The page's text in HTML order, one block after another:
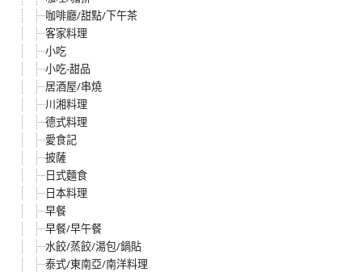
咖啡廳/甜點/下午茶
客家料理
小吃
小吃-甜品
居酒屋/串燒
川湘料理
德式料理
愛食記
披薩
日式麵食
日本料理
早餐
早餐/早午餐
水餃/蒸餃/湯包/鍋貼
泰式/東南亞/南洋料理